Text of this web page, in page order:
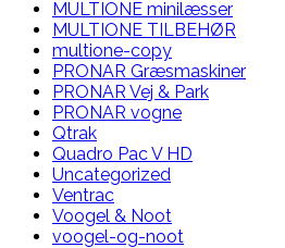
MULTIONE minilæsser
MULTIONE TILBEHØR
multione-copy
PRONAR Græsmaskiner
PRONAR Vej & Park
PRONAR vogne
Qtrak
Quadro Pac V HD
Uncategorized
Ventrac
Voogel & Noot
voogel-og-noot